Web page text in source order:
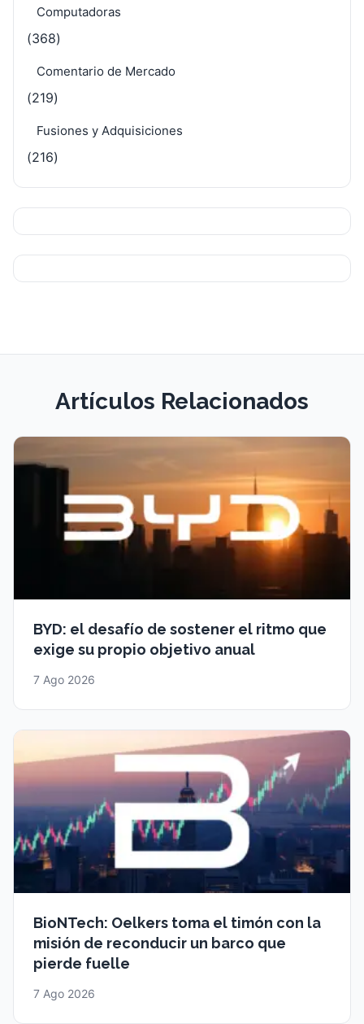
Computadoras
(368)
Comentario de Mercado
(219)
Fusiones y Adquisiciones
(216)
Artículos Relacionados
BYD: el desafío de sostener el ritmo que
exige su propio objetivo anual
7 Ago 2026
BioNTech: Oelkers toma el timón con la
misión de reconducir un barco que
pierde fuelle
7 Ago 2026